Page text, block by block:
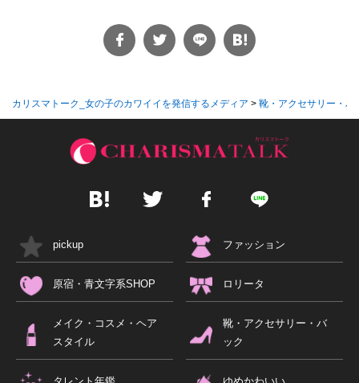
カリスマトーク_女の子のカワイイを発信するメディア > 靴・アクセサリー・バ
pickup ファッション
原宿・青文字系SHOP ロリータ
メイク・コスメ・ヘア
スタイル
靴・アクセサリー・バ
ック